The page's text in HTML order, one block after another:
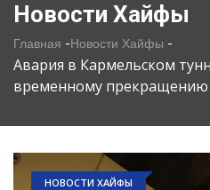
Новости Хайфы
Главная -Новости Хайфы -
Авария в Кармельском
временному
НОВОСТИ ХАЙФЫ